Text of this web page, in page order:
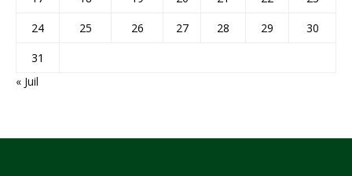
24
25 26 27 28 29
30
31
« Juil